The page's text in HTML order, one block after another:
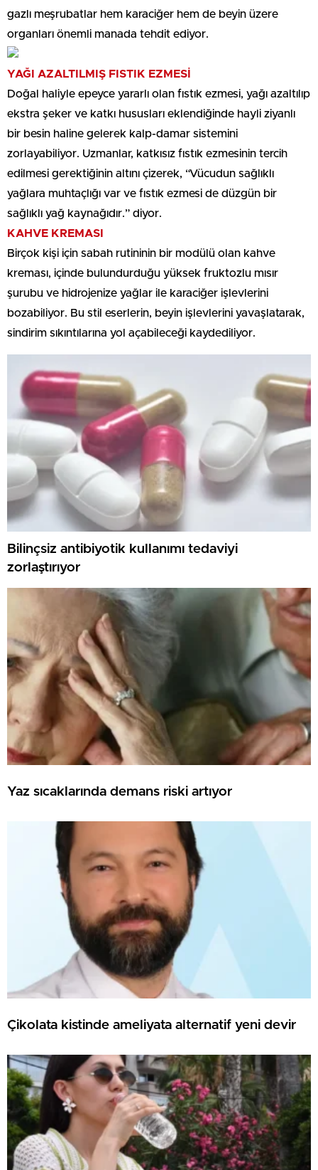
gazlı meşrubatlar hem karaciğer hem de beyin üzere
organları önemli manada tehdit ediyor.
YAĞI AZALTILMIŞ FISTIK EZMESİ
Doğal haliyle epeyce yararlı olan fıstık ezmesi, yağı azaltılıp
ekstra şeker ve katkı hususları eklendiğinde hayli ziyanlı
bir besin haline gelerek kalp-damar sistemini
zorlayabiliyor. Uzmanlar, katkısız fıstık ezmesinin tercih
edilmesi gerektiğinin altını çizerek, “Vücudun sağlıklı
yağlara muhtaçlığı var ve fıstık ezmesi de düzgün bir
sağlıklı yağ kaynağıdır.” diyor.
KAHVE KREMASI
Birçok kişi için sabah rutininin bir modülü olan kahve
kreması, içinde bulundurduğu yüksek fruktozlu mısır
şurubu ve hidrojenize yağlar ile karaciğer işlevlerini
bozabiliyor. Bu stil eserlerin, beyin işlevlerini yavaşlatarak,
sindirim sıkıntılarına yol açabileceği kaydediliyor.
Bilinçsiz antibiyotik kullanımı tedaviyi
zorlaştırıyor
Yaz sıcaklarında demans riski artıyor
Çikolata kistinde ameliyata alternatif yeni devir